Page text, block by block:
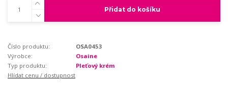
Přidat do košíku
Číslo produktu:
OSA0453
Výrobce:
Osaine
Typ produktu:
Pleťový krém
Hlídat cenu / dostupnost